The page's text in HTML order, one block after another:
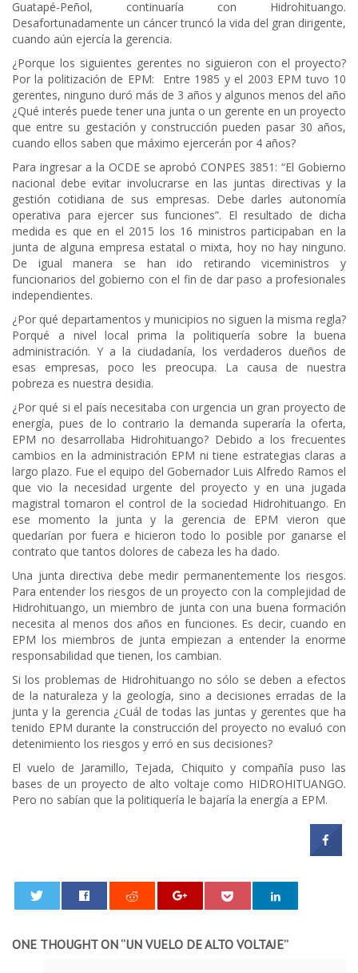
Guatapé-Peñol, continuaría con Hidrohituango.
Desafortunadamente un cáncer truncó la vida del gran dirigente,
cuando aún ejercía la gerencia.
¿Porque los siguientes gerentes no siguieron con el proyecto?
Por la politización de EPM: Entre 1985 y el 2003 EPM tuvo 10
gerentes, ninguno duró más de 3 años y algunos menos del año
¿Qué interés puede tener una junta o un gerente en un proyecto
que entre su gestación y construcción pueden pasar 30 años,
cuando ellos saben que máximo ejercerán por 4 años?
Para ingresar a la OCDE se aprobó CONPES 3851: “El Gobierno
nacional debe evitar involucrarse en las juntas directivas y la
gestión cotidiana de sus empresas. Debe darles autonomía
operativa para ejercer sus funciones”. El resultado de dicha
medida es que en el 2015 los 16 ministros participaban en la
junta de alguna empresa estatal o mixta, hoy no hay ninguno.
De igual manera se han ido retirando viceministros y
funcionarios del gobierno con el fin de dar paso a profesionales
independientes.
¿Por qué departamentos y municipios no siguen la misma regla?
Porqué a nivel local prima la politiquería sobre la buena
administración. Y a la ciudadanía, los verdaderos dueños de
esas empresas, poco les preocupa. La causa de nuestra
pobreza es nuestra desidia.
¿Por qué si el país necesitaba con urgencia un gran proyecto de
energía, pues de lo contrario la demanda superaría la oferta,
EPM no desarrollaba Hidrohituango? Debido a los frecuentes
cambios en la administración EPM ni tiene estrategias claras a
largo plazo. Fue el equipo del Gobernador Luis Alfredo Ramos el
que vio la necesidad urgente del proyecto y en una jugada
magistral tomaron el control de la sociedad Hidrohituango. En
ese momento la junta y la gerencia de EPM vieron que
quedarían por fuera e hicieron todo lo posible por ganarse el
contrato que tantos dolores de cabeza les ha dado.
Una junta directiva debe medir permanentemente los riesgos.
Para entender los riesgos de un proyecto con la complejidad de
Hidrohituango, un miembro de junta con una buena formación
necesita al menos dos años en funciones. Es decir, cuando en
EPM los miembros de junta empiezan a entender la enorme
responsabilidad que tienen, los cambian.
Si los problemas de Hidrohituango no sólo se deben a efectos
de la naturaleza y la geología, sino a decisiones erradas de la
junta y la gerencia ¿Cuál de todas las juntas y gerentes que ha
tenido EPM durante la construcción del proyecto no evaluó con
detenimiento los riesgos y erró en sus decisiones?
El vuelo de Jaramillo, Tejada, Chiquito y compañía puso las
bases de un proyecto de alto voltaje como HIDROHITUANGO.
Pero no sabían que la politiquería le bajaría la energía a EPM.
ONE THOUGHT ON “UN VUELO DE ALTO VOLTAJE”